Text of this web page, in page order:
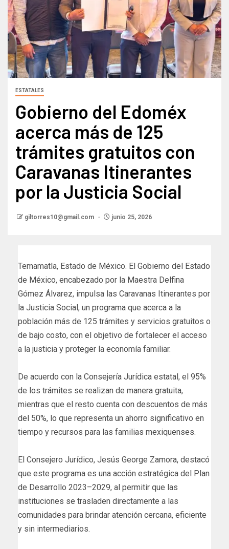
ESTATALES
Gobierno del Edoméx
acerca más de 125
trámites gratuitos con
Caravanas Itinerantes
por la Justicia Social
giltorres10@gmail.com junio 25, 2026
Temamatla, Estado de México. El Gobierno del Estado
de México, encabezado por la Maestra Delfina
Gómez Álvarez, impulsa las Caravanas Itinerantes por
la Justicia Social, un programa que acerca a la
población más de 125 trámites y servicios gratuitos o
de bajo costo, con el objetivo de fortalecer el acceso
a la justicia y proteger la economía familiar.
De acuerdo con la Consejería Jurídica estatal, el 95%
de los trámites se realizan de manera gratuita,
mientras que el resto cuenta con descuentos de más
del 50%, lo que representa un ahorro significativo en
tiempo y recursos para las familias mexiquenses.
El Consejero Jurídico, Jesús George Zamora, destacó
que este programa es una acción estratégica del Plan
de Desarrollo 2023–2029, al permitir que las
instituciones se trasladen directamente a las
comunidades para brindar atención cercana, eficiente
y sin intermediarios.